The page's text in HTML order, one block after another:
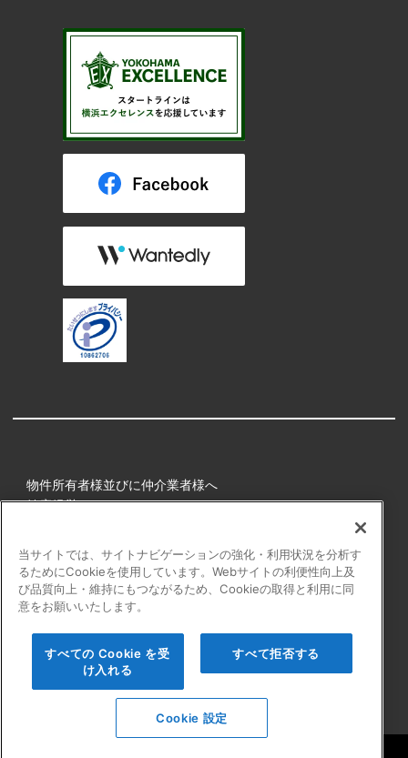
物件所有者様並びに仲介業者様へ
健康経営
プライバシーポリシー
障害者の表記について
よくある質問
当サイトでは、サイトナビゲーションの強化・利用状況を分析す
るためにCookieを使用しています。Webサイトの利便性向上及
び品質向上・維持にもつながるため、Cookieの取得と利用に同
意をお願いいたします。
すべての Cookie を受
け入れる
すべて拒否する
Cookie 設定